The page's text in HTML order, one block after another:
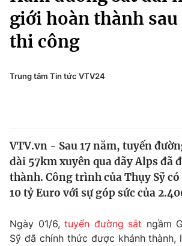
Chính trị
Xã hội
Pháp luật
Thế giới
Tin tức
Thế giới đó đây
Câu chuyện quốc tế
Kinh tế
Thị trường
Dữ liệu và đời sống
Thể thao
Truyền hình
Văn hóa - Giải trí
giới hoàn thành sau
thi công
Trung tâm Tin tức VTV24
VTV.vn - Sau 17 năm, tuyến
dài 57km xuyên qua dãy Alps đã
thành. Công trình của Thụy Sỹ
10 tỷ Euro với sự góp sức của
Ngày 01/6, tuyến đường sắt ngầm
Sỹ đã chính thức được khánh